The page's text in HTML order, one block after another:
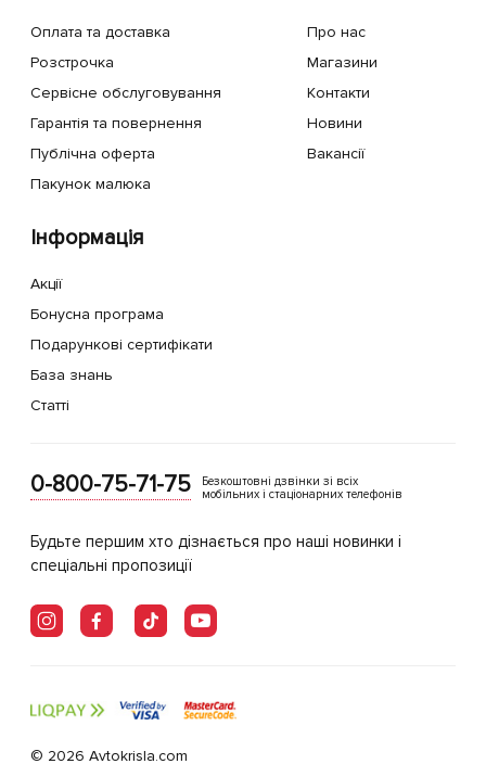
Оплата та доставка
Розстрочка
Сервісне обслуговування
Гарантія та повернення
Публічна оферта
Пакунок малюка
Про нас
Магазини
Контакти
Новини
Вакансії
Інформація
Акції
Бонусна програма
Подарункові сертифікати
База знань
Статті
0-800-75-71-75
Безкоштовні дзвінки зі всіх
мобільних і стаціонарних телефонів
Будьте першим хто дізнається про наші новинки і
спеціальні пропозиції
© 2026 Avtokrisla.com